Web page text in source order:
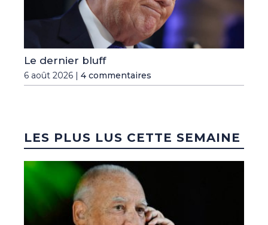
Le dernier bluff
6 août 2026 | 4 commentaires
LES PLUS LUS CETTE SEMAINE